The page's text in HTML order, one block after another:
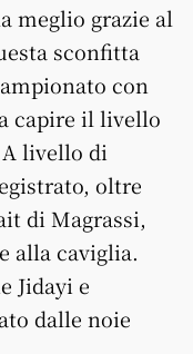
meglio grazie al
sconfitta
con
capire il livello
livello di
oltre
di Magrassi,
alla caviglia.
Jidayi e
dalle noie